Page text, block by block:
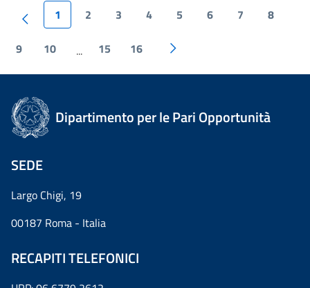
1 2 3 4 5 6 7 8
9 10 ... 15 16
Dipartimento per le Pari Opportunità
SEDE
Largo Chigi, 19
00187 Roma - Italia
RECAPITI TELEFONICI